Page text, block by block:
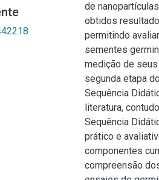
de
obtidos
permitindo
sementes
medição de
segunda etapa
Sequência
literatura,
Sequência
prático e
componentes
compreensão